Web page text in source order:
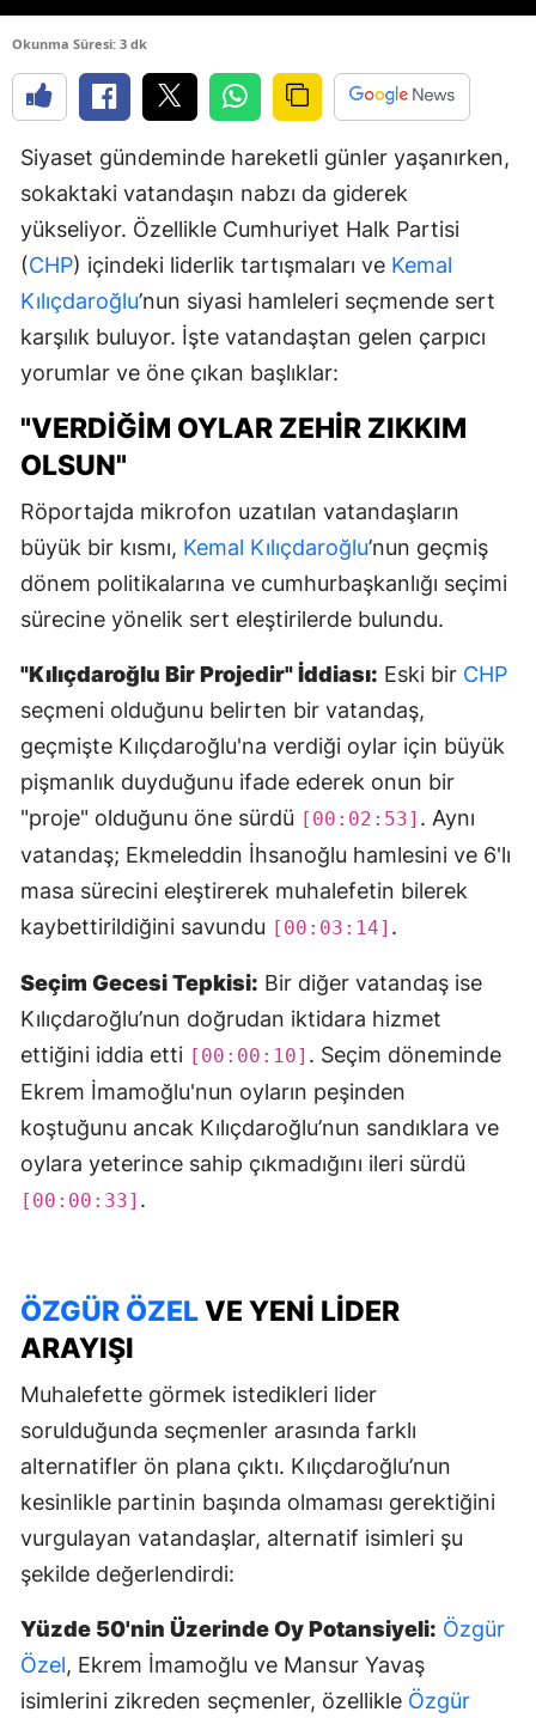
Okunma Süresi: 3 dk
Siyaset gündeminde hareketli günler yaşanırken,
sokaktaki vatandaşın nabzı da giderek
yükseliyor. Özellikle Cumhuriyet Halk Partisi
(CHP) içindeki liderlik tartışmaları ve Kemal
Kılıçdaroğlu’nun siyasi hamleleri seçmende sert
karşılık buluyor. İşte vatandaştan gelen çarpıcı
yorumlar ve öne çıkan başlıklar:
"VERDIĞIM OYLAR ZEHIR ZIKKIM
OLSUN"
Röportajda mikrofon uzatılan vatandaşların
büyük bir kısmı, Kemal Kılıçdaroğlu’nun geçmiş
dönem politikalarına ve cumhurbaşkanlığı seçimi
sürecine yönelik sert eleştirilerde bulundu.
"Kılıçdaroğlu Bir Projedir" İddiası: Eski bir CHP
seçmeni olduğunu belirten bir vatandaş,
geçmişte Kılıçdaroğlu'na verdiği oylar için büyük
pişmanlık duyduğunu ifade ederek onun bir
"proje" olduğunu öne sürdü [00:02:53] . Aynı
vatandaş; Ekmeleddin İhsanoğlu hamlesini ve 6'lı
masa sürecini eleştirerek muhalefetin bilerek
kaybettirildiğini savundu [00:03:14] .
Seçim Gecesi Tepkisi: Bir diğer vatandaş ise
Kılıçdaroğlu’nun doğrudan iktidara hizmet
ettiğini iddia etti [00:00:10] . Seçim döneminde
Ekrem İmamoğlu'nun oyların peşinden
koştuğunu ancak Kılıçdaroğlu’nun sandıklara ve
oylara yeterince sahip çıkmadığını ileri sürdü
[00:00:33] .
ÖZGÜR ÖZELVE YENI LIDER
ARAYIŞI
Muhalefette görmek istedikleri lider
sorulduğunda seçmenler arasında farklı
alternatifler ön plana çıktı. Kılıçdaroğlu’nun
kesinlikle partinin başında olmaması gerektiğini
vurgulayan vatandaşlar, alternatif isimleri şu
şekilde değerlendirdi:
Yüzde 50'nin Üzerinde Oy Potansiyeli: Özgür
Özel, Ekrem İmamoğlu ve Mansur Yavaş
isimlerini zikreden seçmenler, özellikle Özgür